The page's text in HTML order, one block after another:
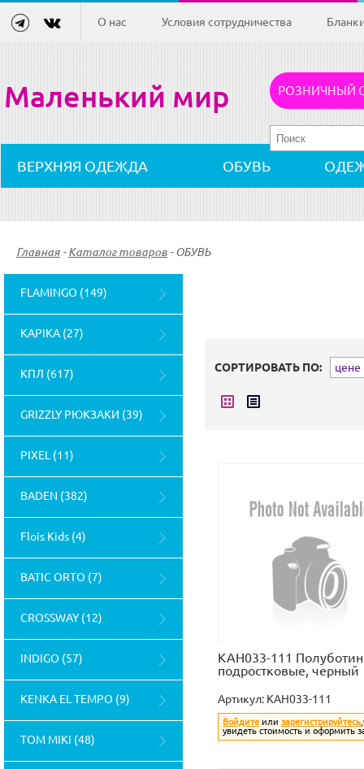
О нас Условия сотрудничества
Маленький мир РОЗНИЧНЫЙ
ВЕРХНЯЯ ОДЕЖДА ОБУВЬ
Главная - Каталог товаров - ОБУВЬ
FLAMINGO (149)
KAPIKA (27)
КПЛ (617)
GRIZZLY РЮКЗАКИ (39)
PIXEL (11)
BADEN (382)
Flois Kids (4)
BATIC ORTO (7)
CROSSWAY (12)
INDIGO (57)
KENKA EL TEMPO (9)
TOM MIKI (48)
СОРТИРОВАТЬ ПО: цене
KAH033-111
подростковые, черный
Артикул: KAH033-111
Войдите или зарегистрируйтесь
увидеть стоимость и оформить